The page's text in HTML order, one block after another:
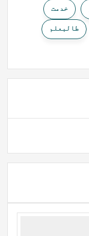
خدمت
طالبعلم